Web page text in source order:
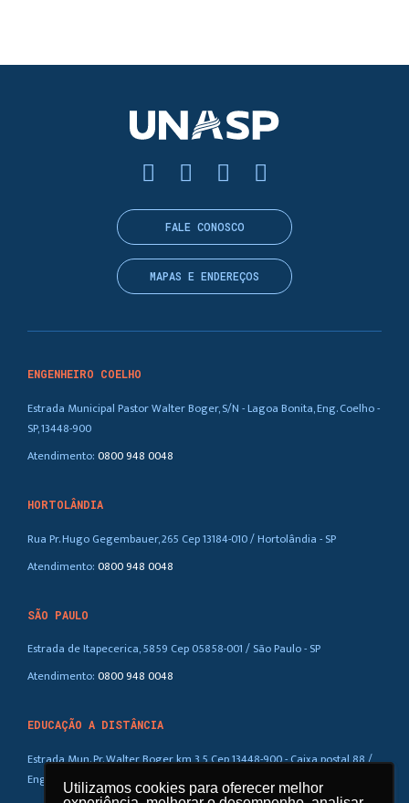
Utilizamos cookies para oferecer melhor
Utilizamos cookies para oferecer melhor
ENGENHEIRO COELHO
Estrada Municipal Pastor Walter Boger, S/N - Lagoa Bonita, Eng. Coelho -
SP, 13448-900
Atendimento:0800 948 0048
HORTOLÂNDIA
Rua Pr. Hugo Gegembauer, 265 Cep 13184-010 / Hortolândia - SP
Atendimento:0800 948 0048
SÃO PAULO
Estrada de Itapecerica, 5859 Cep 05858-001 / São Paulo - SP
Atendimento:0800 948 0048
EDUCAÇÃO A DISTÂNCIA
Estrada Mun. Pr. Walter Boger, km 3,5 Cep 13448-900 - Caixa postal 88 /
Eng. Coelho – SP
FALE CONOSCO
MAPAS E ENDEREÇOS